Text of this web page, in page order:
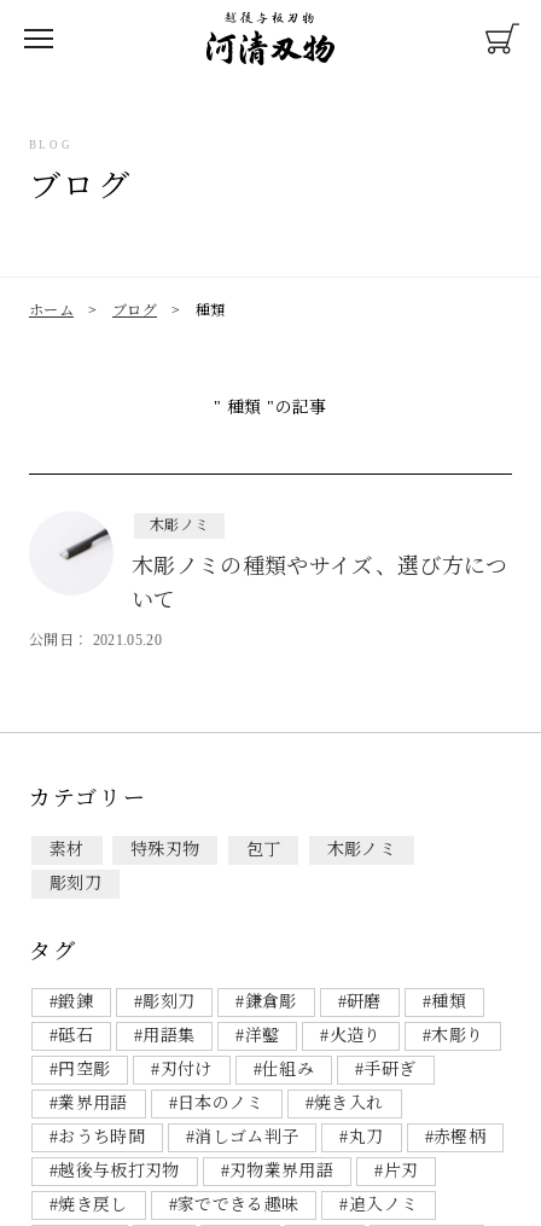
BLOG
ブログ
ホーム > ブログ >種類
" 種類 "の記事
木彫ノミ
木彫ノミの種類やサイズ、選び方につ
いて
公開日： 2021.05.20
カテゴリー
素材 特殊刃物 包丁
木彫ノミ
彫刻刀
タグ
#鍛錬 #彫刻刀 #鎌倉彫 #研磨
#種類
#砥石
#用語集 #洋鑿 #火造り
#木彫り
#円空彫
#刃付け #仕組み
#手研ぎ
#業界用語
#日本のノミ
#焼き入れ
#おうち時間
#消しゴム判子 #丸刀
#赤樫柄
#越後与板打刃物
#刃物業界用語
#片刃
#焼き戻し
#家でできる趣味
#追入ノミ